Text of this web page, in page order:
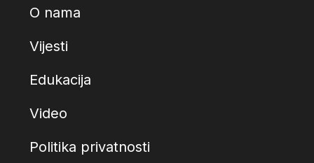
O nama
Vijesti
Edukacija
Video
Politika privatnosti